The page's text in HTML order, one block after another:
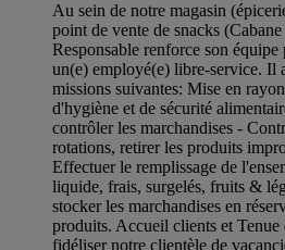
Au sein de notre magasin
point de vente de snacks
Responsable renforce son
un(e) employé(e) libre-service. Il
missions suivantes: Mise en
d'hygiène et de sécurité
contrôler les marchandises -
rotations, retirer les produits
Effectuer le remplissage de
liquide, frais, surgelés, fruits &
stocker les marchandises en
produits. Accueil clients et
fidéliser notre clientèle de